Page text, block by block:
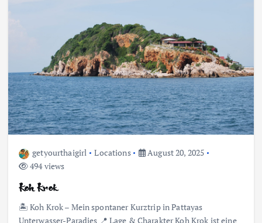
getyourthaigirl Locations
August 20, 2025
494 views
Koh Krok
🏝 Koh Krok – Mein spontaner Kurztrip in Pattayas
Unterwasser-Paradies 📍 Lage & Charakter Koh Krok ist eine